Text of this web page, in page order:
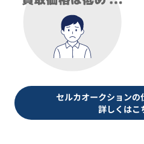
セルカオークションの
詳しくはこ